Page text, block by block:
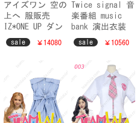
アイズワン 空の
上へ 服販売
IZ*ONE UP ダン
ス服 IZONE 衣装
宮脇咲良 仮装
sale ￥14080
Twice signal 音
楽番組 music
bank 演出衣装
トゥワイス 音楽
銀行 シグナル
sale ￥10560